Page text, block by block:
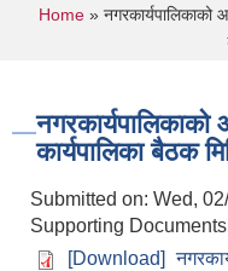
You are here
Home » नगरकार्यपालिकाको
कार्यपालिका बैठक
Submitted on: Wed,
Supporting
[Download]